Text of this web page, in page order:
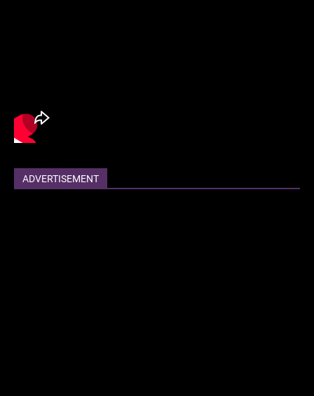
ADVERTISEMENT